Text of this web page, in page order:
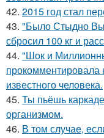
42. 2015 год стал
43. "Было Стыдно
сбросил 100 кг и
44. "Шок и
прокомментировала
известного человека.
45. Ты пьёшь
организмом.
46. В том случае,